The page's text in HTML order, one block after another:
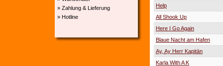
» Zahlung & Lieferung
» Hotline
Help
All Shook Up
Here I Go Again
Blaue Nacht am Hafen
Ay, Ay Herr Kapitän
Karla With A K